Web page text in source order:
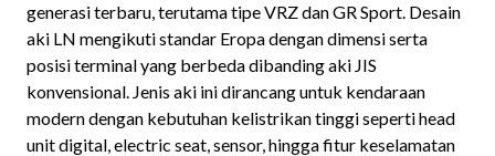
generasi terbaru, terutama tipe VRZ dan GR Sport. Desain
aki LN mengikuti standar Eropa dengan dimensi serta
posisi terminal yang berbeda dibanding aki JIS
konvensional. Jenis aki ini dirancang untuk kendaraan
modern dengan kebutuhan kelistrikan tinggi seperti head
unit digital, electric seat, sensor, hingga fitur keselamatan